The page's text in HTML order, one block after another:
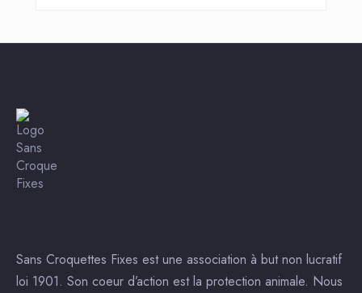
Sans Croquettes Fixes est une association à but non lucratif
loi 1901. Son coeur d’action est la protection animale. Nous